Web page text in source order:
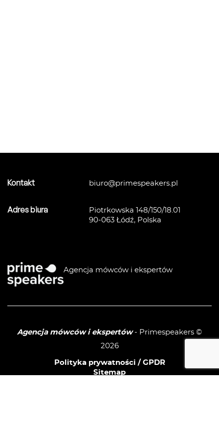
Agencja mówców i ekspertów
Kontakt biuro@primespeakers.pl
Adres biura
Piotrkowska 148/150/18.01
90-063 Łódź, Polska
Agencja mówców i ekspertów- Primespeakers ©
2026
Polityka prywatności / GPDR
Sitemap